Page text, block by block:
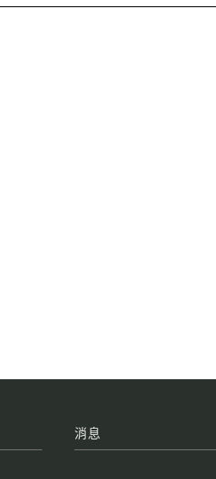
消息